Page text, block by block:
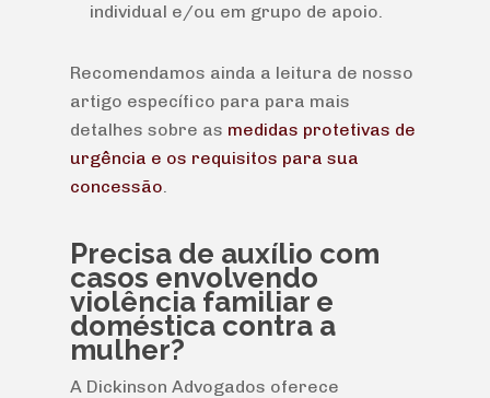
individual e/ou em grupo de apoio.
Recomendamos ainda a leitura de nosso
artigo específico para para mais
detalhes sobre as medidas protetivas de
urgência e os requisitos para sua
concessão.
Precisa de auxílio com
casos envolvendo
violência familiar e
doméstica contra a
mulher?
A Dickinson Advogados oferece